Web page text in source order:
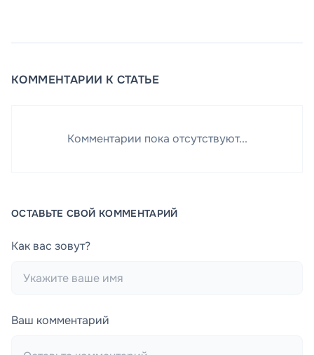
КОММЕНТАРИИ К СТАТЬЕ
Комментарии пока отсутствуют...
ОСТАВЬТЕ СВОЙ КОММЕНТАРИЙ
Как вас зовут?
Ваш комментарий